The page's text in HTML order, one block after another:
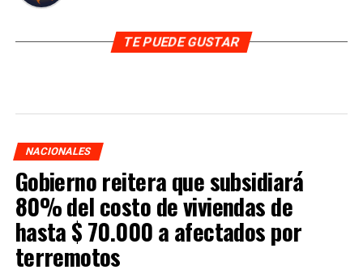
TE PUEDE GUSTAR
NACIONALES
Gobierno reitera que subsidiará
80% del costo de viviendas de
hasta $ 70.000 a afectados por
terremotos